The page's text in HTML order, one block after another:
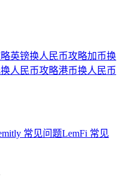
英镑换人民币攻略加币换
换人民币攻略港币换人民币
常见问题LemFi 常见